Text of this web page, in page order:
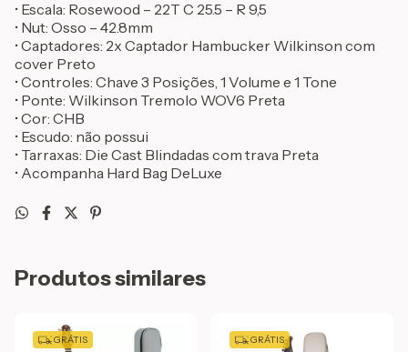
• Escala: Rosewood – 22T C 25.5 – R 9,5
• Nut: Osso – 42.8mm
• Captadores: 2x Captador Hambucker Wilkinson com
cover Preto
• Controles: Chave 3 Posições, 1 Volume e 1 Tone
• Ponte: Wilkinson Tremolo WOV6 Preta
• Cor: CHB
• Escudo: não possui
• Tarraxas: Die Cast Blindadas com trava Preta
• Acompanha Hard Bag DeLuxe
Produtos similares
GRÁTIS GRÁTIS